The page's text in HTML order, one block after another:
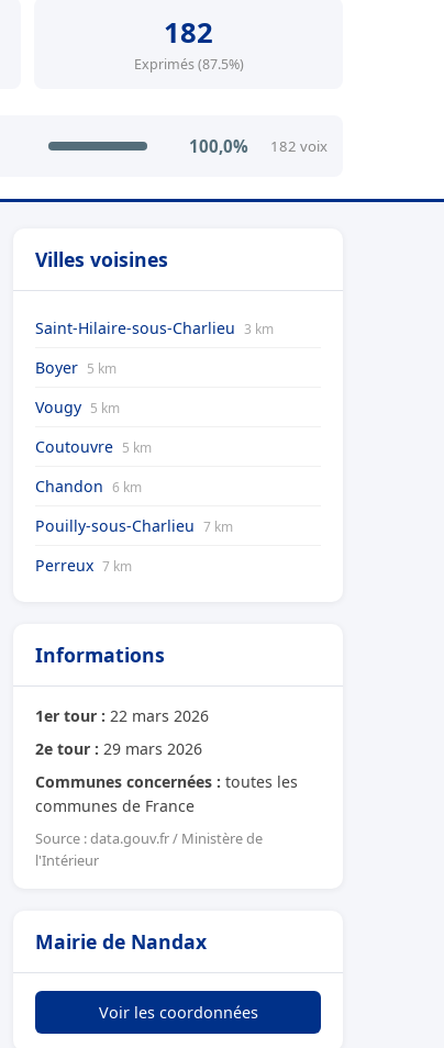
182
Exprimés (87.5%)
100,0% 182 voix
Villes voisines
Saint-Hilaire-sous-Charlieu 3 km
Boyer 5 km
Vougy 5 km
Coutouvre 5 km
Chandon 6 km
Pouilly-sous-Charlieu 7 km
Perreux 7 km
Informations
1er tour : 22 mars 2026
2e tour : 29 mars 2026
Communes concernées : toutes les
communes de France
Source : data.gouv.fr / Ministère de
l'Intérieur
Mairie de Nandax
Voir les coordonnées